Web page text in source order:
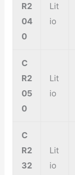
R2
04
0
Lit
io
C
R2
05
0
Lit
io
C
R2
32
Lit
io